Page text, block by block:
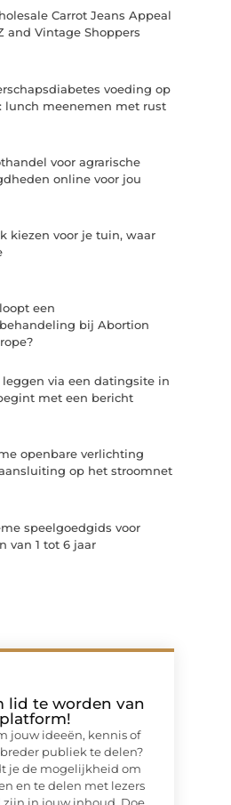
Carrot Jeans Appeal
and Vintage Shoppers
voeding op
lunch meenemen met rust
voor agrarische
online voor jou
kiezen voor je tuin, waar
een
bij Abortion
leggen via een datingsite in
met een bericht
openbare verlichting
op het stroomnet
speelgoedgids voor
van 1 tot 6 jaar
lid te worden van
jouw ideeën, kennis of
publiek te delen?
je de mogelijkheid om
en te delen met lezers